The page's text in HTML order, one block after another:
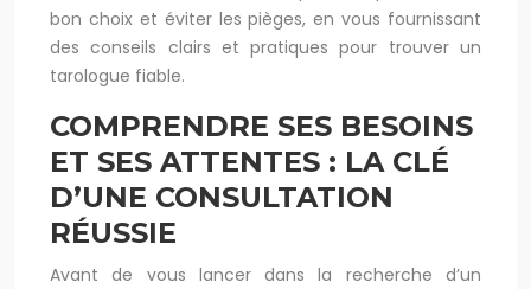
bon choix et éviter les pièges, en vous fournissant
des conseils clairs et pratiques pour trouver un
tarologue fiable.
COMPRENDRE SES BESOINS
ET SES ATTENTES : LA CLÉ
D’UNE CONSULTATION
RÉUSSIE
Avant de vous lancer dans la recherche d’un